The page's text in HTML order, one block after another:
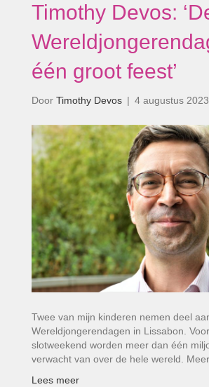
Timothy Devos:
één groot feest’
Door Timothy Devos | 4 augustus 2023
Twee van mijn kinderen nemen deel
Wereldjongerendagen in Lissabon.
slotweekend worden meer dan één
verwacht van over de hele wereld.
Lees meer